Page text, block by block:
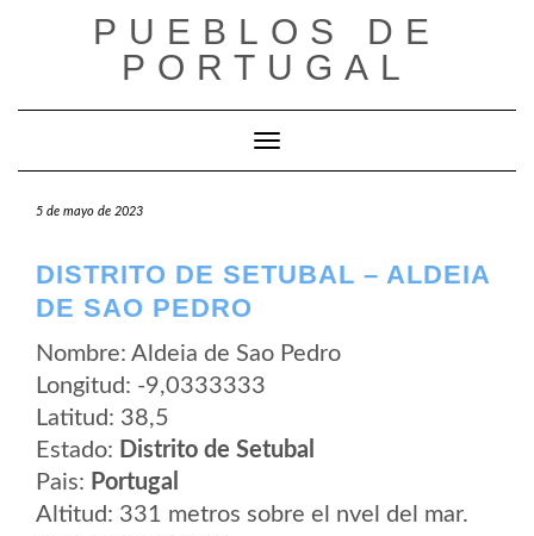
PUEBLOS DE
PORTUGAL
Cambiar modo de navegación
5 de mayo de 2023
DISTRITO DE SETUBAL – ALDEIA
DE SAO PEDRO
Nombre: Aldeia de Sao Pedro
Longitud: -9,0333333
Latitud: 38,5
Estado: Distrito de Setubal
Pais: Portugal
Altitud: 331 metros sobre el nvel del mar.